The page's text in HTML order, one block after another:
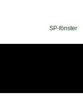
SP-fönster